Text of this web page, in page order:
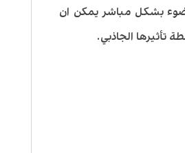
بشكل مباشر يمكن ان
تأثيرها الجاذبي.